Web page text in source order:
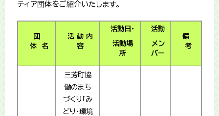
ティア団体をご紹介いたします。
団
体 名
活 動 内
容
活動日・
活動場
所
活動
メン
バー
備
考
三芳町協
働のまち
づくり「み
どり・環境